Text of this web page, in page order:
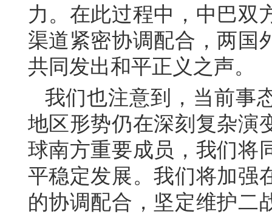
力。在此过程中，中巴双
渠道紧密协调配合，两国
共同发出和平正义之声。
我们也注意到，当前事
地区形势仍在深刻复杂演
球南方重要成员，我们将
平稳定发展。我们将加强
的协调配合，坚定维护二